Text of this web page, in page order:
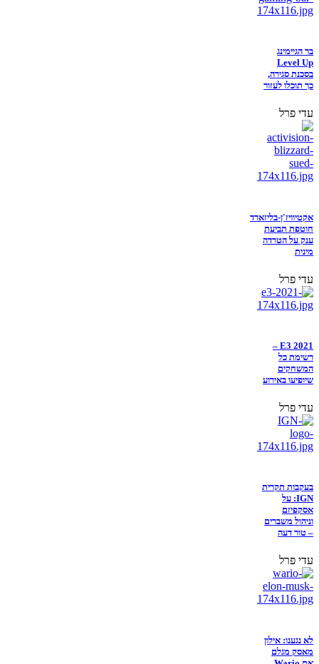
בר הגיימינג
Level Up
בסכנת סגירה,
כך תוכלו לעזור
עדי פרל
אקטיוויז'ן-בליזארד
חוטפת תביעת
ענק על הטרדה
מינית
עדי פרל
E3 2021 –
רשימת כל
המשחקים
שיופיעו באירוע
עדי פרל
בעקבות תקרית
IGN: על
אסקפיזם
וניהול משברים
– טור דעה
עדי פרל
לא נגענו: אילון
מאסק מגלם